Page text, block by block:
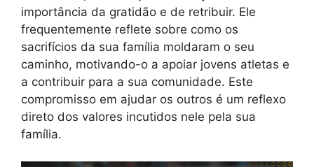
importância da gratidão e de retribuir. Ele
frequentemente reflete sobre como os
sacrifícios da sua família moldaram o seu
caminho, motivando-o a apoiar jovens atletas e
a contribuir para a sua comunidade. Este
compromisso em ajudar os outros é um reflexo
direto dos valores incutidos nele pela sua
família.